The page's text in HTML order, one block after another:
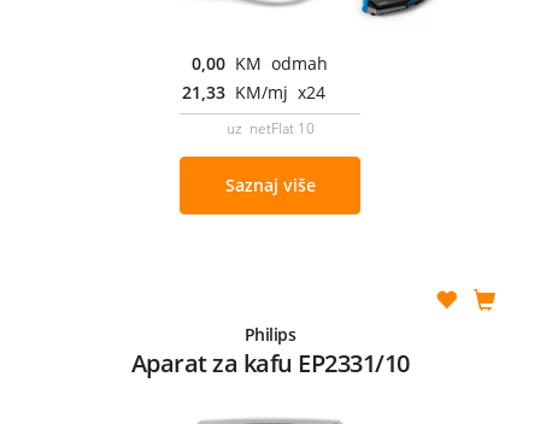
0,00 KM odmah
21,33 KM/mj x24
uz netFlat 10
Saznaj više
Philips
Aparat za kafu EP2331/10